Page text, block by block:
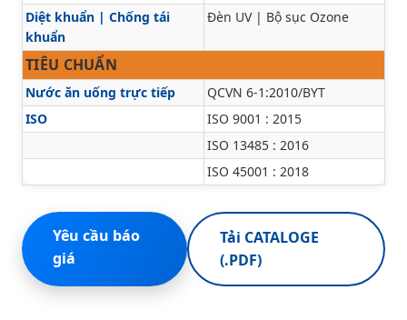
Diệt khuẩn | Chống tái
khuẩn
Đèn UV | Bộ sục Ozone
TIÊU CHUẨN
Nước ăn uống trực tiếp
QCVN 6-1:2010/BYT
ISO
ISO 9001 : 2015
ISO 13485 : 2016
ISO 45001 : 2018
Yêu cầu báo
giá
Tải CATALOGE
(.PDF)